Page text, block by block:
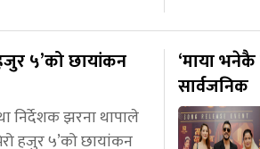
५’को छायांकन
निर्देशक झरना थापाले
हजुर ५’को छायांकन
‘माया भनेकै
सार्वजनिक